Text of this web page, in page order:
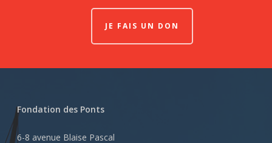
JE FAIS UN DON
Fondation des Ponts
6-8 avenue Blaise Pascal